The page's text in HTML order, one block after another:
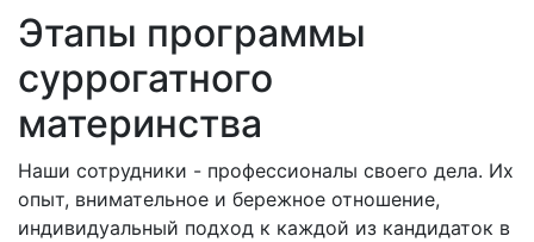
Этапы программы
суррогатного
материнства
Наши сотрудники - профессионалы своего дела. Их
опыт, внимательное и бережное отношение,
индивидуальный подход к каждой из кандидаток в